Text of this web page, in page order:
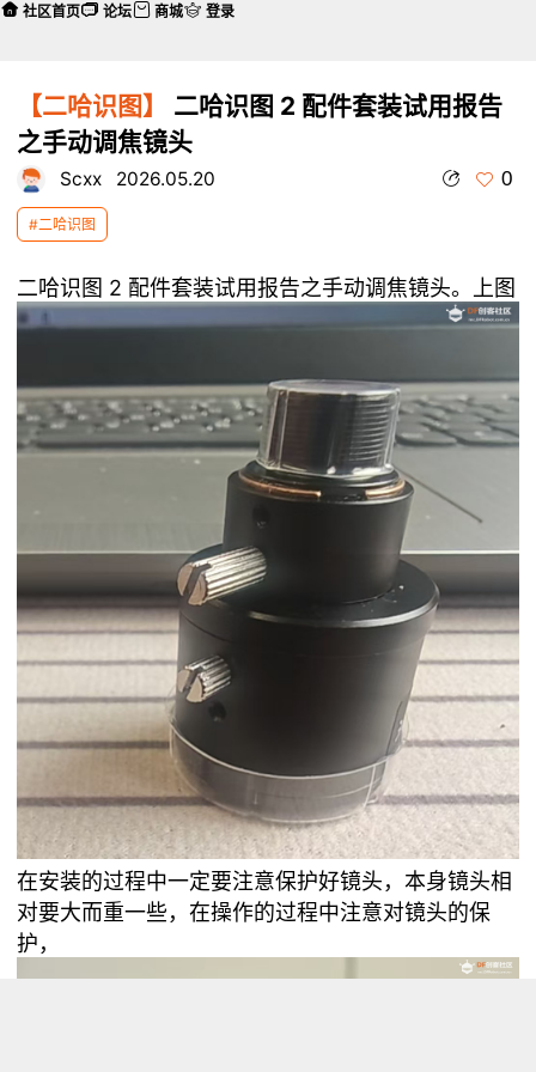
【二哈识图】
二哈识图 2 配件套装试用报告
之手动调焦镜头
Scxx 2026.05.20 0
#二哈识图
二哈识图 2 配件套装试用报告之手动调焦镜头。上图
在安装的过程中一定要注意保护好镜头，本身镜头相
对要大而重一些，在操作的过程中注意对镜头的保
护，
社区首页 论坛 商城 登录